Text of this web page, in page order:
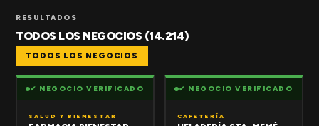
RESULTADOS
TODOS LOS NEGOCIOS (14.214)
TODOS LOS NEGOCIOS
✔ NEGOCIO VERIFICADO
SALUD Y BIENESTAR
✔ NEGOCIO VERIFICADO
CAFETERÍA